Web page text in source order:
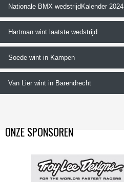
Nationale BMX wedstrijdKalender 2024
Hartman wint laatste wedstrijd
Soede wint in Kampen
Van Lier wint in Barendrecht
ONZE SPONSOREN